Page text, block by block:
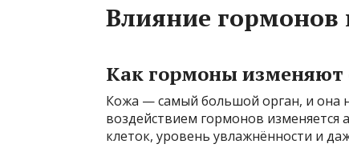
Влияние гормонов
Как гормоны изменяют
Кожа — самый большой орган, и она
воздействием гормонов изменяется
клеток, уровень увлажнённости и